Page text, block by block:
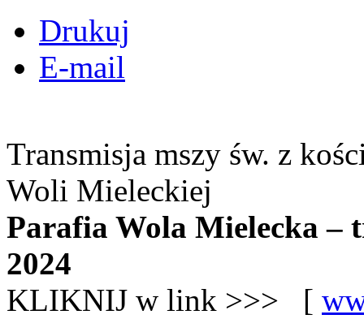
Drukuj
E-mail
Transmisja mszy św. z
Woli Mieleckiej
Parafia Wola Mielecka –
2024
KLIKNIJ w link >>> [